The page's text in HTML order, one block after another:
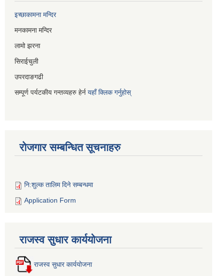
इच्छाकामना मन्दिर
मनकामना मन्दिर
लामो झरना
सिराईचुली
उपरदाङगढी
सम्पूर्ण पर्यटकीय गन्तव्यहरु हेर्न यहाँ क्लिक गर्नुहोस्
रोजगार सम्बन्धित सूचनाहरु
नि:शुल्क तालिम दिने सम्बन्धमा
Application Form
राजस्व सुधार कार्ययोजना
राजस्व सुधार कार्ययोजना